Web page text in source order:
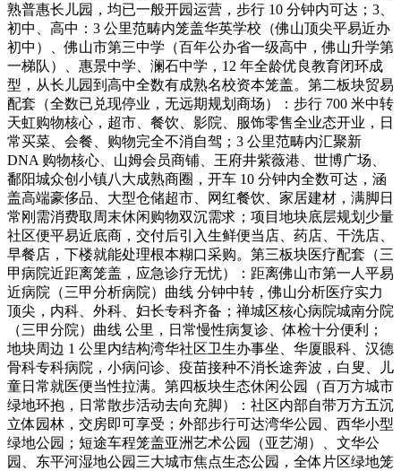
熟普惠长儿园，均已一般开园运营，步行 10 分钟内可达；3、
初中、高中：3 公里范畴内笼盖华英学校（佛山顶尖平易近办
初中）、佛山市第三中学（百年公办省一级高中，佛山升学第
一梯队）、惠景中学、澜石中学，12 年全龄优良教育闭环成
型，从长儿园到高中全数有成熟名校资本笼盖。第二板块贸易
配套（全数已兑现停业，无远期规划商场）：步行 700 米中转
天虹购物核心，超市、餐饮、影院、服饰零售全业态开业，日
常买菜、会餐、购物完全不消自驾；3 公里范畴内汇聚新
DNA 购物核心、山姆会员商铺、王府井紫薇港、世博广场、
鄱阳城众创小镇八大成熟商圈，开车 10 分钟内全数可达，涵
盖高端豪侈品、大型仓储超市、网红餐饮、家居建材，满脚日
常刚需消费取周末休闲购物双沉需求；项目地块底层规划少量
社区便平易近底商，交付后引入生鲜便当店、药店、干洗店、
早餐店，下楼就能处理根本糊口采购。第三板块医疗配套（三
甲病院近距离笼盖，应急诊疗无忧）：距离佛山市第一人平易
近病院（三甲分析病院）曲线 分钟中转，佛山分析医疗实力
顶尖，内科、外科、妇长专科齐备；禅城区核心病院城南分院
（三甲分院）曲线 公里，日常慢性病复诊、体检十分便利；
地块周边 1 公里内结构湾华社区卫生办事坐、华厦眼科、汉德
骨科专科病院，小病问诊、疫苗接种不消长途奔波，白叟、儿
童日常就医便当性拉满。第四板块生态休闲公园（百万方城市
绿地环抱，日常散步活动去向充脚）：社区内部自带万方五沉
立体园林，交房即可享受；外部步行可达湾华公园、西华小型
绿地公园；短途车程笼盖亚洲艺术公园（亚艺湖）、文华公
园、东平河湿地公园三大城市焦点生态公园，全体片区绿地笼